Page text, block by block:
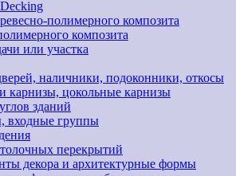
полимерного композита
композита
или участка
наличники, подоконники, откосы
карнизы, цокольные карнизы
зданий
входные группы
перекрытий
декора и архитектурные формы